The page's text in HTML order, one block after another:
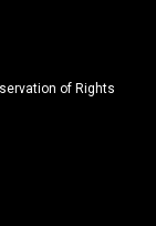
of Rights